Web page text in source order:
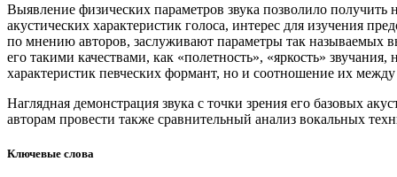
Выявление физических параметров звука позволило
акустических характеристик голоса, интерес для изучения
по мнению авторов, заслуживают параметры так называемых
его такими качествами, как «полетность», «яркость»
характеристик певческих формант, но и соотношение их
Наглядная демонстрация звука с точки зрения его базовых
авторам провести также сравнительный анализ вокальных
Ключевые слова